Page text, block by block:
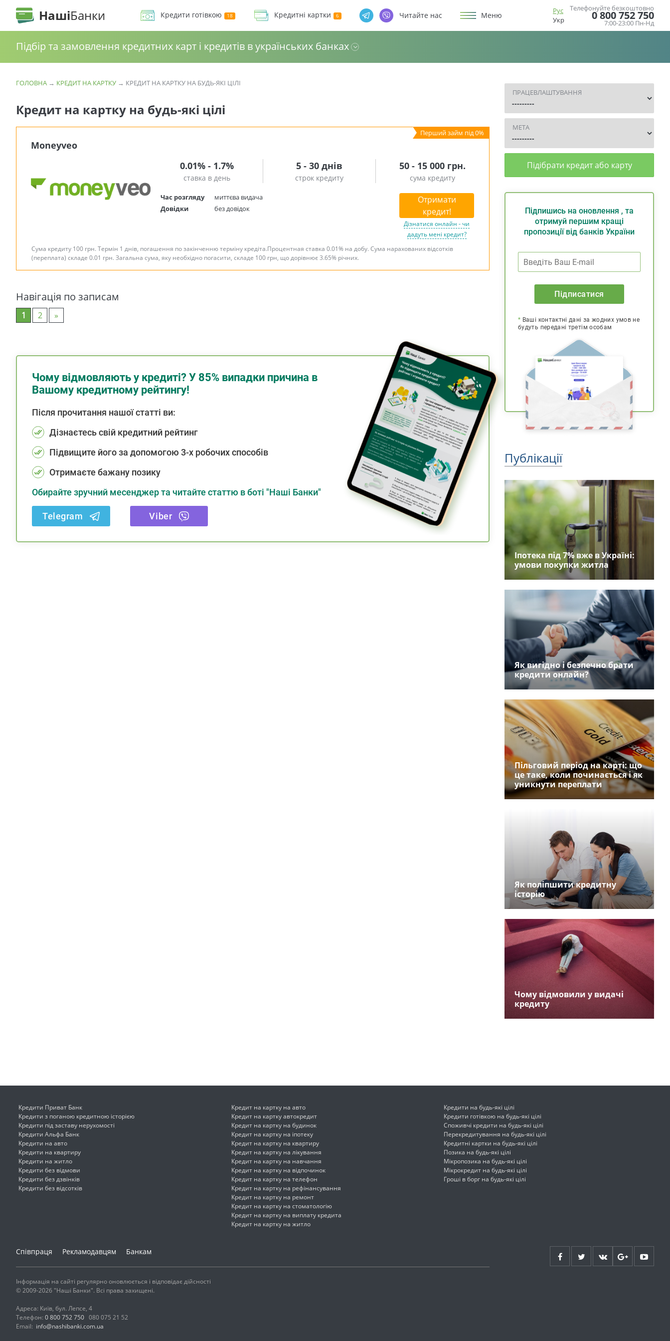
НашіБанки Кредити готівкою Кредитні картки Читайте нас Меню
Рус
Укр
Телефонуйте безкоштовно
0 800 752 750
7:00-23:00 Пн-Нд
Підбір та замовлення кредитних карт і кредитів в українських банках
ГОЛОВНА → КРЕДИТ НА КАРТКУ → КРЕДИТ НА КАРТКУ НА БУДЬ-ЯКІ ЦІЛІ
Кредит на картку на будь-які цілі
Moneyveo
0.01% - 1.7%
ставка в день
5 - 30 днів
строк кредиту
50 - 15 000 грн.
сума кредиту
Час розгляду
миттєва видача
Довідки
без довідок
Отримати
кредит!
Дізнатися онлайн - чи
дадуть мені кредит?
Сума кредиту 100 грн. Термін 1 днів, погашення по закінченню терміну кредіта.Процентная ставка 0.01% на добу. Сума нарахованих відсотків
(переплата) складе 0.01 грн. Загальна сума, яку необхідно погасити, складе 100 грн, що дорівнює 3.65% річних.
Навігація по записам
1 2 »
Чому відмовляють у кредиті? У 85% випадки причина в
Вашому кредитному рейтингу!
Після прочитання нашої статті ви:
Дізнаєтесь свій кредитний рейтинг
Підвищите його за допомогою 3-х робочих способів
Отримаєте бажану позику
Обирайте зручний месенджер та читайте статтю в боті "Наші Банки"
Telegram Viber
ПРАЦЕВЛАШТУВАННЯ
МЕТА
Підібрати кредит або карту
Підпишись на оновлення , та
отримуй першим кращі
пропозиції від банків України
Підписатися
* Ваші контактні дані за жодних умов не
будуть передані третім особам
Публікації
Іпотека під 7% вже в Україні:
умови покупки житла
Як вигідно і безпечно брати
кредити онлайн?
Пільговий період на карті: що
це таке, коли починається і як
уникнути переплати
Як поліпшити кредитну
історію
Чому відмовили у видачі
кредиту
Кредити Приват Банк
Кредити з поганою кредитною історією
Кредити під заставу нерухомості
Кредити Альфа Банк
Кредити на авто
Кредити на квартиру
Кредити на житло
Кредити без відмови
Кредити без дзвінків
Кредити без відсотків
Кредит на картку на авто
Кредит на картку автокредит
Кредит на картку на будинок
Кредит на картку на іпотеку
Кредит на картку на квартиру
Кредит на картку на лікування
Кредит на картку на навчання
Кредит на картку на відпочинок
Кредит на картку на телефон
Кредит на картку на рефінансування
Кредит на картку на ремонт
Кредит на картку на стоматологію
Кредит на картку на виплату кредита
Кредит на картку на житло
Кредити на будь-які цілі
Кредити готівкою на будь-які цілі
Споживчі кредити на будь-які цілі
Перекредитування на будь-які цілі
Кредитні картки на будь-які цілі
Позика на будь-які цілі
Мікропозика на будь-які цілі
Мікрокредит на будь-які цілі
Гроші в борг на будь-які цілі
Співпраця Рекламодавцям Банкам
Інформація на сайті регулярно оновлюється і відповідає дійсності
© 2009-2026 "Наші Банки". Всі права захищені.
Адреса: Київ, бул. Лепсе, 4
Телефон: 0 800 752 750 080 075 21 52
Email: info@nashibanki.com.ua